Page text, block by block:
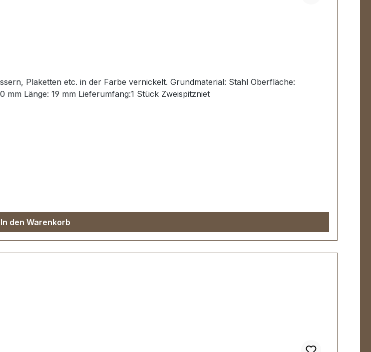
der Farbe vernickelt. Grundmaterial: Stahl Oberfläche:
vernickelt, dauerhaft galvanisiert Maße: Ø Kopf: 6,0 mm Ø Schaft: 3,0 mm Länge: 19 mm Lieferumfang:1 Stück Zweispitzniet
In den Warenkorb